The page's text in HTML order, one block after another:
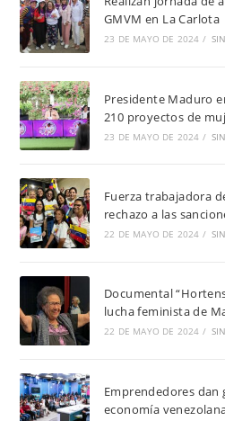
GMVM en La Carlota
23 DE MAYO DE 2024 /
Presidente Maduro
210 proyectos de
23 DE MAYO DE 2024 /
Fuerza trabajadora
rechazo a las
22 DE MAYO DE 2024 /
Documental
lucha feminista de
22 DE MAYO DE 2024 /
Emprendedores dan
economía